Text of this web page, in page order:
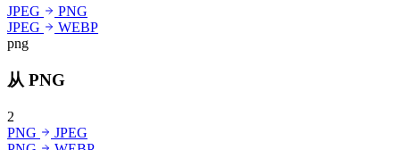
JPEG
PNG
JPEG
WEBP
png
从 PNG
2
PNG
JPEG